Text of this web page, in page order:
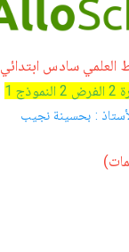
العلمي سادس ابتدائي
1
: بحسينة نجيب